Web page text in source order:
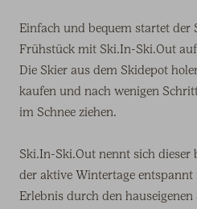
Einfach und bequem startet der
Frühstück mit Ski.In-Ski.Out
Die Skier aus dem Skidepot
kaufen und nach wenigen
im Schnee ziehen.
Ski.In-Ski.Out nennt sich dieser
der aktive Wintertage
Erlebnis durch den